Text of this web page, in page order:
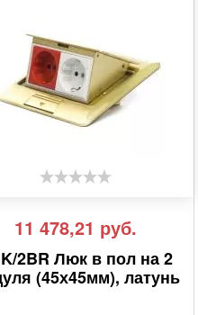
11 478,21 руб.
2BR Люк в пол на 2
(45х45мм), латунь